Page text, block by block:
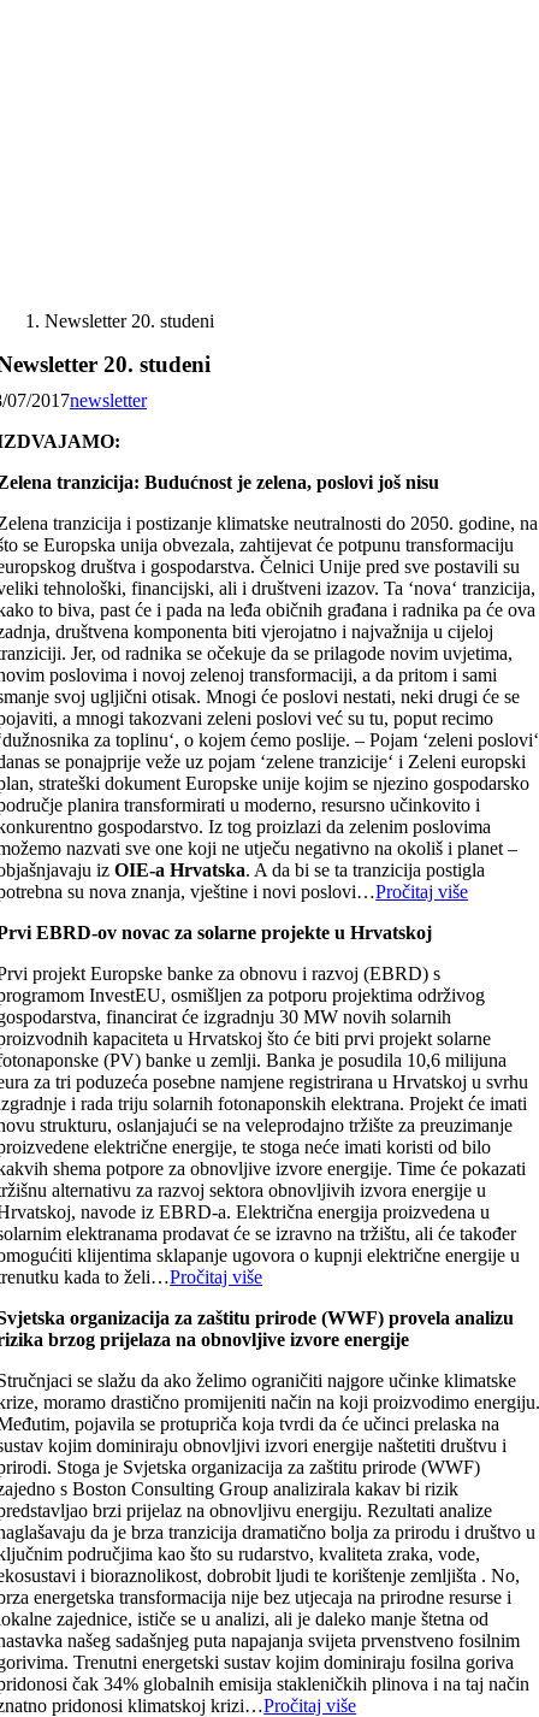
Newsletter 20. studeni
20. studeni
07/2017newsletter
tranzicija: Budućnost je zelena, poslovi još nisu
tranzicija i postizanje klimatske neutralnosti do 2050. godine, na
se Europska unija obvezala, zahtijevat će potpunu transformaciju
društva i gospodarstva. Čelnici Unije pred sve postavili su
tehnološki, financijski, ali i društveni izazov. Ta ‘nova‘ tranzicija,
to biva, past će i pada na leđa običnih građana i radnika pa će ova
društvena komponenta biti vjerojatno i najvažnija u cijeloj
Jer, od radnika se očekuje da se prilagode novim uvjetima,
poslovima i novoj zelenoj transformaciji, a da pritom i sami
svoj ugljični otisak. Mnogi će poslovi nestati, neki drugi će se
a mnogi takozvani zeleni poslovi već su tu, poput recimo
za toplinu‘, o kojem ćemo poslije. – Pojam ‘zeleni poslovi‘
se ponajprije veže uz pojam ‘zelene tranzicije‘ i Zeleni europski
strateški dokument Europske unije kojim se njezino gospodarsko
planira transformirati u moderno, resursno učinkovito i
gospodarstvo. Iz tog proizlazi da zelenim poslovima
nazvati sve one koji ne utječu negativno na okoliš i planet –
izOIE-a Hrvatska. A da bi se ta tranzicija postigla
su nova znanja, vještine i novi poslovi…Pročitaj više
EBRD-ov novac za solarne projekte u Hrvatskoj
projekt Europske banke za obnovu i razvoj (EBRD) s
InvestEU, osmišljen za potporu projektima održivog
financirat će izgradnju 30 MW novih solarnih
kapaciteta u Hrvatskoj što će biti prvi projekt solarne
(PV) banke u zemlji. Banka je posudila 10,6 milijuna
za tri poduzeća posebne namjene registrirana u Hrvatskoj u svrhu
i rada triju solarnih fotonaponskih elektrana. Projekt će imati
strukturu, oslanjajući se na veleprodajno tržište za preuzimanje
električne energije, te stoga neće imati koristi od bilo
shema potpore za obnovljive izvore energije. Time će pokazati
alternativu za razvoj sektora obnovljivih izvora energije u
navode iz EBRD-a. Električna energija proizvedena u
elektranama prodavat će se izravno na tržištu, ali će također
klijentima sklapanje ugovora o kupnji električne energije u
kada to želi…Pročitaj više
organizacija za zaštitu prirode (WWF) provela analizu
brzog prijelaza na obnovljive izvore energije
se slažu da ako želimo ograničiti najgore učinke klimatske
moramo drastično promijeniti način na koji proizvodimo
pojavila se protupriča koja tvrdi da će učinci prelaska na
kojim dominiraju obnovljivi izvori energije naštetiti društvu i
Stoga je Svjetska organizacija za zaštitu prirode (WWF)
s Boston Consulting Group analizirala kakav bi rizik
brzi prijelaz na obnovljivu energiju. Rezultati analize
da je brza tranzicija dramatično bolja za prirodu i društvo u
područjima kao što su rudarstvo, kvaliteta zraka, vode,
i bioraznolikost, dobrobit ljudi te korištenje zemljišta . No,
energetska transformacija nije bez utjecaja na prirodne resurse i
zajednice, ističe se u analizi, ali je daleko manje štetna od
našeg sadašnjeg puta napajanja svijeta prvenstveno fosilnim
Trenutni energetski sustav kojim dominiraju fosilna goriva
čak 34% globalnih emisija stakleničkih plinova i na taj način
pridonosi klimatskoj krizi…Pročitaj više